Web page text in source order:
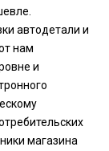
автодетали и
нам
и
магазина